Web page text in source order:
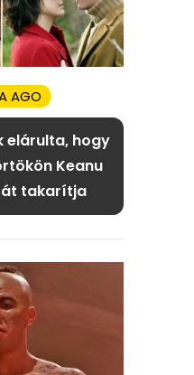
AGO
elárulta, hogy
Keanu
takarítja